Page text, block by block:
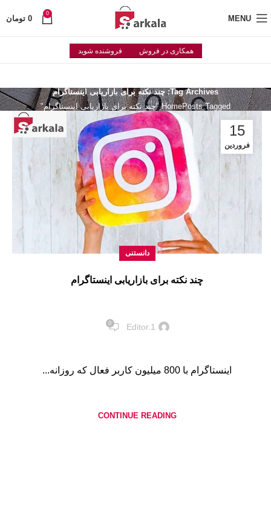
MENU
0
0 تومان
همکاری در فروش فروشنده شوید
Tag Archives: چند نکته برای بازاریابی اینستاگرام
HomePosts Tagged "چند نکته برای بازاریابی اینستاگرام"
15
فروردین
دانستنی
چند نکته برای بازاریابی اینستاگرام
Editor.1
0
اینستاگرام با 800 میلیون کاربر فعال که روزانه...
CONTINUE READING